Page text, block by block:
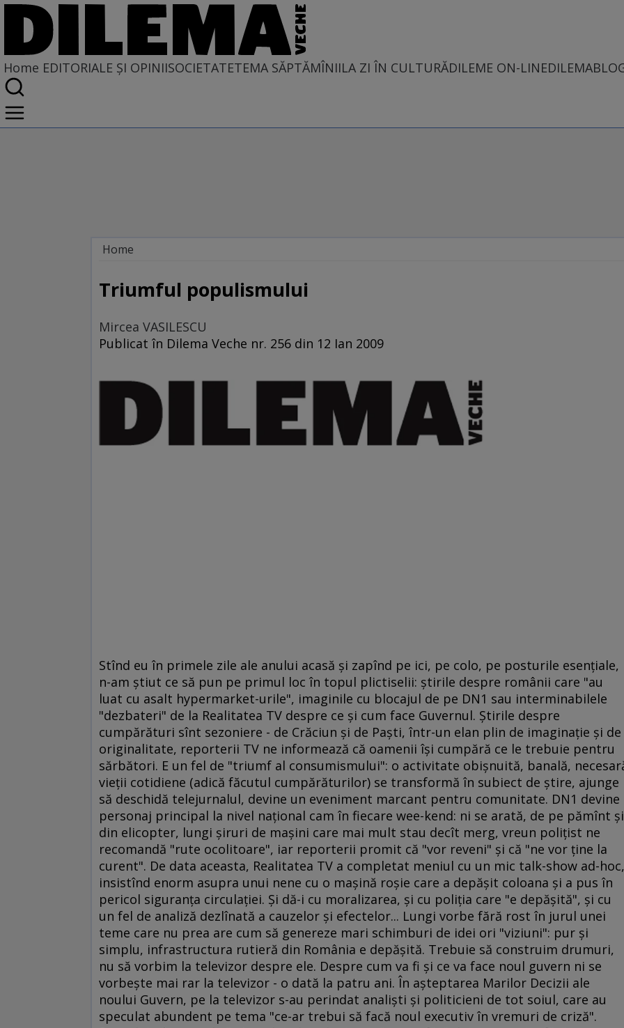
Home EDITORIALE ȘI OPINIISOCIETATETEMA SĂPTĂMÎNIILA ZI ÎN CULTURĂDILEME ON-LINE
Home
SITUAȚIUNEA
Triumful populismului
Mircea VASILESCU
Publicat în Dilema Veche nr. 256 din 12 Ian 2009
Stînd eu în primele zile ale anului acasă şi zapînd pe ici, pe colo, pe posturile esenţiale,
n-am ştiut ce să pun pe primul loc în topul plictiselii: ştirile despre românii care "au
luat cu asalt hypermarket-urile", imaginile cu blocajul de pe DN1 sau interminabilele
"dezbateri" de la Realitatea TV despre ce şi cum face Guvernul. Ştirile despre
cumpărături sînt sezoniere - de Crăciun şi de Paşti, într-un elan plin de imaginaţie şi de
originalitate, reporterii TV ne informează că oamenii îşi cumpără ce le trebuie pentru
sărbători. E un fel de "triumf al consumismului": o activitate obişnuită, banală,
vieţii cotidiene (adică făcutul cumpărăturilor) se transformă în subiect de ştire, ajunge
să deschidă telejurnalul, devine un eveniment marcant pentru comunitate. DN1 devine
personaj principal la nivel naţional cam în fiecare wee-kend: ni se arată, de pe pămînt şi
din elicopter, lungi şiruri de maşini care mai mult stau decît merg, vreun poliţist ne
recomandă "rute ocolitoare", iar reporterii promit că "vor reveni" şi că "ne vor ţine la
curent". De data aceasta, Realitatea TV a completat meniul cu un mic talk-show ad-hoc,
insistînd enorm asupra unui nene cu o maşină roşie care a depăşit coloana şi a pus în
pericol siguranţa circulaţiei. Şi dă-i cu moralizarea, şi cu poliţia care "e depăşită", şi cu
un fel de analiză dezlînată a cauzelor şi efectelor... Lungi vorbe fără rost în jurul unei
teme care nu prea are cum să genereze mari schimburi de idei ori "viziuni": pur şi
simplu, infrastructura rutieră din România e depăşită. Trebuie să construim drumuri,
nu să vorbim la televizor despre ele. Despre cum va fi şi ce va face noul guvern ni se
vorbeşte mai rar la televizor - o dată la patru ani. În aşteptarea Marilor Decizii ale
noului Guvern, pe la televizor s-au perindat analişti şi politicieni de tot soiul, care au
speculat abundent pe tema "ce-ar trebui să facă noul executiv în vremuri de criză".